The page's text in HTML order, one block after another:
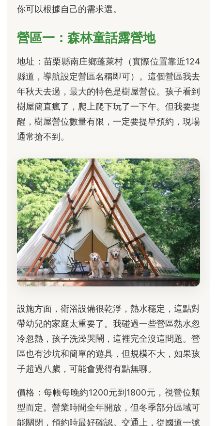
你可以根據自己的需求選。
營區一：森林童話露營地
地址：苗栗縣南庄鄉蓬萊村（實際位置靠近124
縣道，導航設定營區名稱即可）。這個營區我去
年秋天去過，最大的特色是樹屋營位。孩子看到
樹屋簡直瘋了，爬上爬下玩了一下午。但我要提
醒，樹屋營位數量有限，一定要提早預約，現場
通常搶不到。
設施方面，衛浴設備很乾淨，熱水穩定，這點對
帶幼兒的家庭太重要了。我碰過一些營區熱水忽
冷忽熱，孩子洗澡哭鬧，這裡完全沒這問題。營
區也有沙坑和簡單的遊具，但規模不大，如果孩
子超過八歲，可能會覺得有點無聊。
價格：每帳每晚約1200元到1800元，視營位類
型而定。營業時間全年開放，但冬季部分區域可
能關閉，預約時最好確認。交通上，從國道一號